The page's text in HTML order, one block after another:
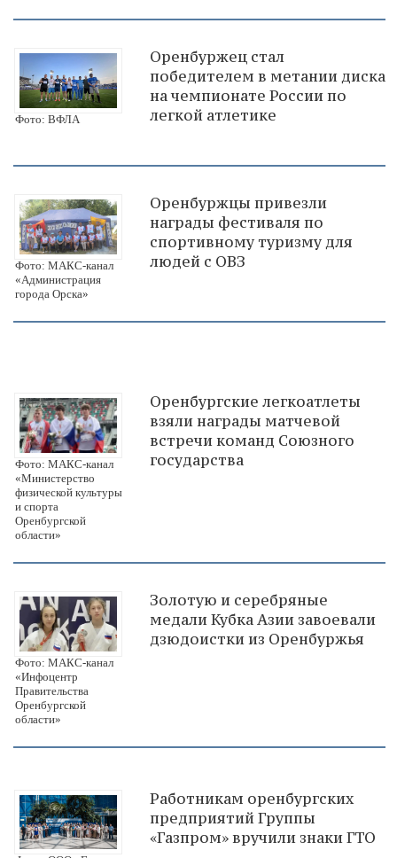
Фото: ВФЛА
Оренбуржец стал
победителем в метании диска
на чемпионате России по
легкой атлетике
Фото: МАКС-канал
«Администрация
города Орска»
Оренбуржцы привезли
награды фестиваля по
спортивному туризму для
людей с ОВЗ
Фото: МАКС-канал
«Министерство
физической культуры
и спорта
Оренбургской
области»
Оренбургские легкоатлеты
взяли награды матчевой
встречи команд Союзного
государства
Фото: МАКС-канал
«Инфоцентр
Правительства
Оренбургской
области»
Золотую и серебряные
медали Кубка Азии завоевали
дзюдоистки из Оренбуржья
Работникам оренбургских
предприятий Группы
«Газпром» вручили знаки ГТО